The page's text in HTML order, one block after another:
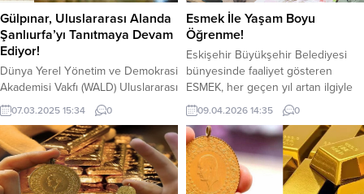
Gülpınar, Uluslararası Alanda
Şanlıurfa’yı Tanıtmaya Devam
Ediyor!
Dünya Yerel Yönetim ve Demokrasi
Akademisi Vakfı (WALD) Uluslararası
Dergisi, Şanlıurfa Büyükşehir
Belediye Başkanı Kasım Gülpınar
ile yaptığı kapsamlı röportajda,
şehrin sosyal, kültürel ve ekonomik
kalkınmasına yönelik yürütülen
projeler hakkında önemli bilgiler
07.03.2025 15:34 0
Esmek İle Yaşam Boyu
Öğrenme!
Eskişehir Büyükşehir Belediyesi
bünyesinde faaliyet gösteren
ESMEK, her geçen yıl artan ilgiyle
Eskişehirlilerin yaşamına
dokunmayı sürdürüyor. Kentte
yaşam boyu öğrenmenin önemli
adreslerinden biri haline gelen
ESMEK kursları, her yaştan
vatandaşa hem kişisel gelişim hem
09.04.2026 14:35 0